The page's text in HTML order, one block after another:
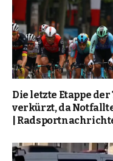
Die letzte Etappe
verkürzt, da
|